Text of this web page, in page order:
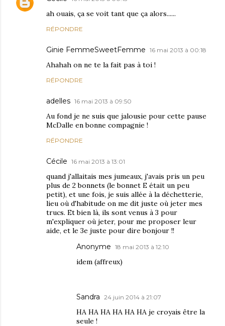
ah ouais, ça se voit tant que ça alors......
RÉPONDRE
Ginie FemmeSweetFemme 16 mai 2013 à 00:18
Ahahah on ne te la fait pas à toi !
RÉPONDRE
adelles 16 mai 2013 à 09:50
Au fond je ne suis que jalousie pour cette pause
McDalle en bonne compagnie !
RÉPONDRE
Cécile 16 mai 2013 à 13:01
quand j'allaitais mes jumeaux, j'avais pris un peu
plus de 2 bonnets (le bonnet E était un peu
petit), et une fois, je suis allée à la déchetterie,
lieu où d'habitude on me dit juste où jeter mes
trucs. Et bien là, ils sont venus à 3 pour
m'expliquer où jeter, pour me proposer leur
aide, et le 3e juste pour dire bonjour !!
Anonyme 18 mai 2013 à 12:10
idem (affreux)
Sandra 24 juin 2014 à 21:07
HA HA HA HA HA HA je croyais être la
seule !